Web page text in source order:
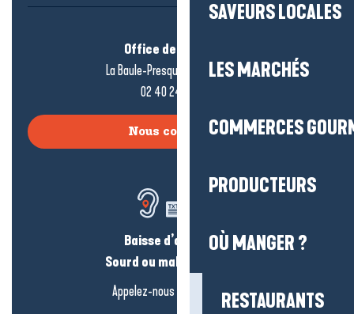
SAVEURS LOCALES
LES MARCHÉS
COMMERCES
PRODUCTEURS
OÙ MANGER ?
RESTAURANTS
Office de tourisme
La Baule-Presqu’île de Guérande
02 40 24 34 44
Nous contacter
Baisse d’audition ?
Sourd ou malentendant ?
Appelez-nous en
cliquant-ici